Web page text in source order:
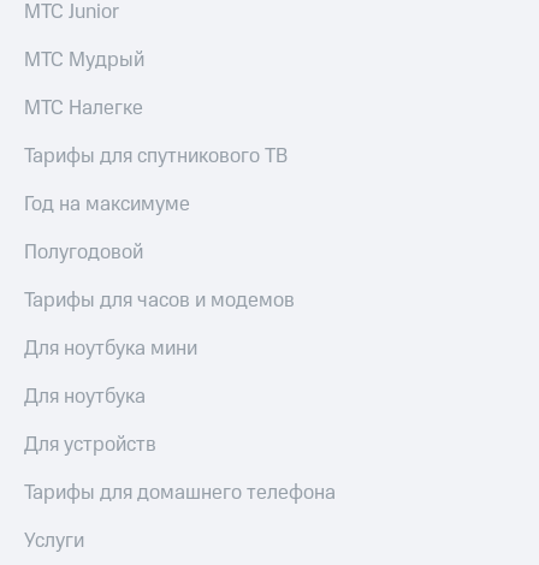
Кино,
музыка,
книги
только
Безопасность
Финансы
Детям
и фитнес
Приложения
от МТС
Акции
Приложения
КИОН
МТС
Все
приложения
Инвестиции
Получайте
доход
онлайн
Страхование
Покупка
МТС Junior
МТС Мудрый
МТС Налегке
Тарифы для спутникового ТВ
Год на максимуме
Полугодовой
Тарифы для часов и модемов
Для ноутбука мини
Для ноутбука
Для устройств
Тарифы для домашнего телефона
Услуги